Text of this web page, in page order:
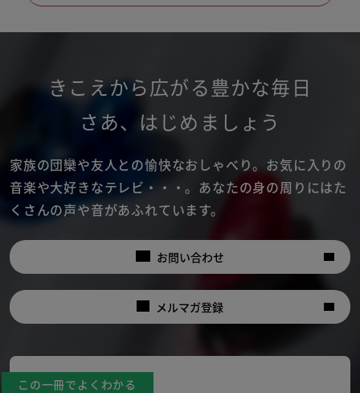
きこえから広がる豊かな毎日
さあ、 はじめましょう
家族の団欒や友人との愉快なおしゃべり。 お気に入りの
音楽や大好きなテレビ・・・。 あなたの身の周りにはた
くさんの声や音があふれています。
お問い合わせ
メルマガ登録
この一冊でよくわかる